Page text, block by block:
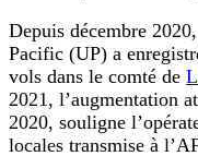
Depuis décembre
Pacific (UP) a
vols dans le comté de
2021, l’augmentation
2020, souligne
locales transmise à